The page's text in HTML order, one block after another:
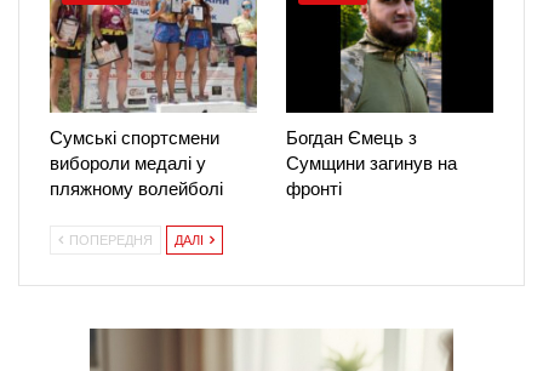
Сумські спортсмени
вибороли медалі у
пляжному волейболі
Богдан Ємець з
Сумщини загинув на
фронті
ПОПЕРЕДНЯ ДАЛІ